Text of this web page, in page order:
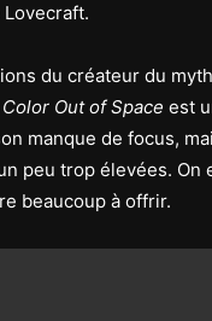
Lovecraft.
du créateur du
Color Out of Space est
manque de focus,
peu trop élevées.
beaucoup à offrir.